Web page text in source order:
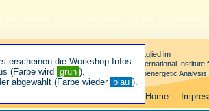
Mitglied im
International Institute
Bioenergetic Analysis
Home
erscheinen die Workshop-Infos.
(Farbe wird grün ).
abgewählt (Farbe wieder blau ).